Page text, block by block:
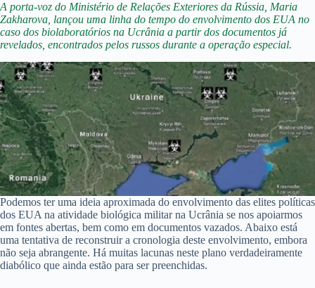
A porta-voz do Ministério de Relações Exteriores da Rússia, Maria
Zakharova, lançou uma linha do tempo do envolvimento dos EUA no
caso dos biolaboratórios na Ucrânia a partir dos documentos já
revelados, encontrados pelos russos durante a operação especial.
Podemos ter uma ideia aproximada do envolvimento das elites políticas
dos EUA na atividade biológica militar na Ucrânia se nos apoiarmos
em fontes abertas, bem como em documentos vazados. Abaixo está
uma tentativa de reconstruir a cronologia deste envolvimento, embora
não seja abrangente. Há muitas lacunas neste plano verdadeiramente
diabólico que ainda estão para ser preenchidas.